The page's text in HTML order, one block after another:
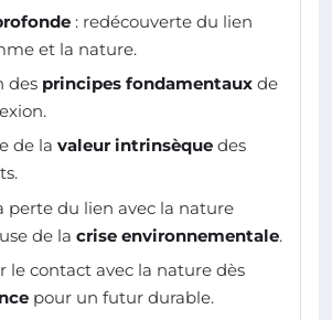
: redécouverte du lien
et la nature.
des principes fondamentaux de
de la valeur intrinsèque des
perte du lien avec la nature
de la crise environnementale.
le contact avec la nature dès
pour un futur durable.